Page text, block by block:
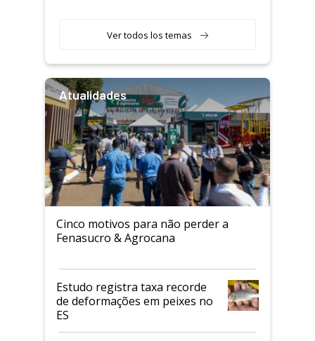
Ver todos los temas
Atualidades
Cinco motivos para não perder a
Fenasucro & Agrocana
Estudo registra taxa recorde
de deformações em peixes no
ES